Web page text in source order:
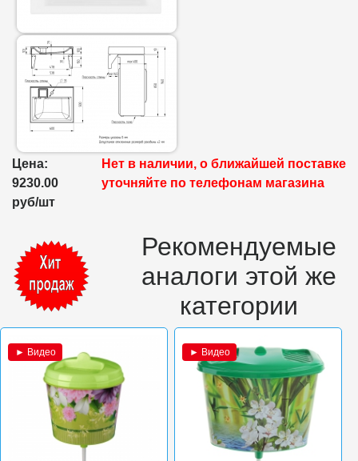
Цена:
9230.00
руб/шт
Нет в наличии, о ближайшей поставке
уточняйте по телефонам магазина
Рекомендуемые
аналоги этой же
категории
► Видео ► Видео